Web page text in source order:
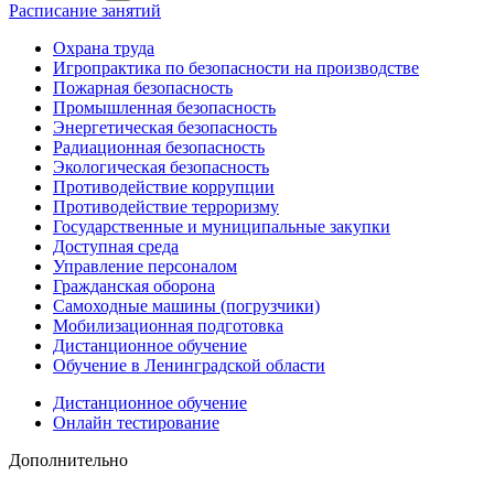
Расписание занятий
Охрана труда
Игропрактика по безопасности на производстве
Пожарная безопасность
Промышленная безопасность
Энергетическая безопасность
Радиационная безопасность
Экологическая безопасность
Противодействие коррупции
Противодействие терроризму
Государственные и муниципальные закупки
Доступная среда
Управление персоналом
Гражданская оборона
Самоходные машины (погрузчики)
Мобилизационная подготовка
Дистанционное обучение
Обучение в Ленинградской области
Дистанционное обучение
Онлайн тестирование
Дополнительно